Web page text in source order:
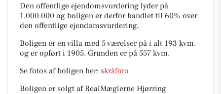
Den offentlige ejendomsvurdering lyder på
1.000.000 og boligen er derfor handlet til 60% over
den offentlige ejendomsvurdering.
Boligen er en villa med 5 værelser på i alt 193 kvm.
og er opført i 1905. Grunden er på 557 kvm.
Se fotos af boligen her: skråfoto
Boligen er solgt af RealMæglerne Hjørring